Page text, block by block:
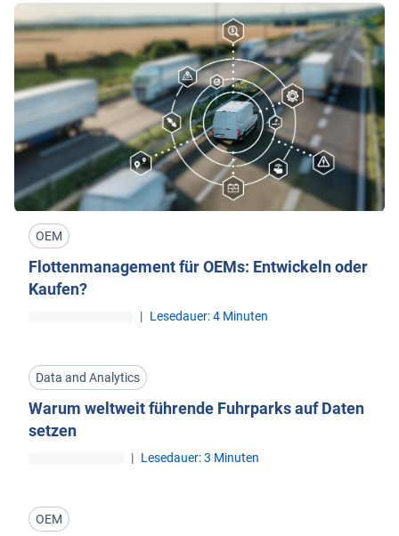
OEM
Flottenmanagement für OEMs: Entwickeln oder
Kaufen?
| Lesedauer: 4 Minuten
Data and Analytics
Warum weltweit führende Fuhrparks auf Daten
setzen
| Lesedauer: 3 Minuten
OEM